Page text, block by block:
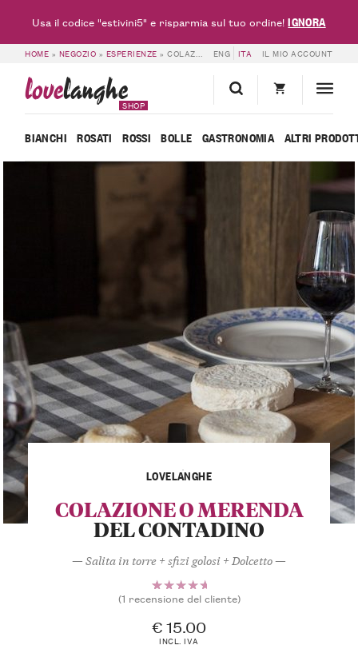
HOME » NEGOZIO » ESPERIENZE »COLAZIONE O MERENDA DEL CONTADINO – LOVELANGHE ENG ITA IL MIO ACCOUNT
lovelanghe
SHOP
BIANCHI ROSATI ROSSI BOLLE GASTRONOMIA ALTRI
LOVELANGHE
COLAZIONE O MERENDA
DEL CONTADINO
— Salita in torre + sfizi golosi + Dolcetto —
Valutato
5.00 su
5 su
base di
1
(1 recensione del cliente)
€ 15.00
INCL. IVA
Usa il codice "estivini5" e risparmia sul tuo ordine!IGNORA